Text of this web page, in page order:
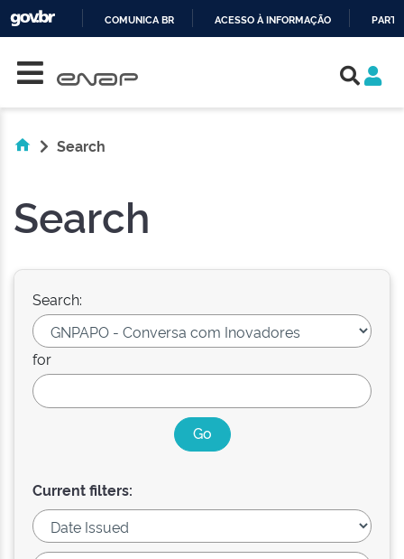
COMUNICA BR ACESSO À INFORMAÇÃO
Search
Search
Search:
for
Current filters: